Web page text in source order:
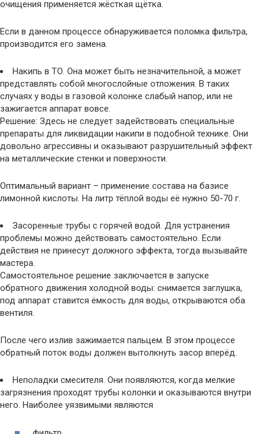
очищения применяется жёсткая щётка.
Если в данном процессе обнаруживается поломка фильтра,
производится его замена.
Накипь в ТО. Она может быть незначительной, а может
представлять собой многослойные отложения. В таких
случаях у воды в газовой колонке слабый напор, или не
зажигается аппарат вовсе.
Решение: Здесь не следует задействовать специальные
препараты для ликвидации накипи в подобной технике. Они
довольно агрессивны и оказывают разрушительный эффект
на металлические стенки и поверхности.
Оптимальный вариант – применение состава на базисе
лимонной кислоты. На литр тёплой воды её нужно 50-70 г.
Засоренные трубы с горячей водой. Для устранения
проблемы можно действовать самостоятельно. Если
действия не принесут должного эффекта, тогда вызывайте
мастера.
Самостоятельное решение заключается в запуске
обратного движения холодной воды: снимается заглушка,
под аппарат ставится ёмкость для воды, открываются оба
вентиля.
После чего излив зажимается пальцем. В этом процессе
обратный поток воды должен вытолкнуть засор вперёд.
Неполадки смесителя. Они появляются, когда мелкие
загрязнения проходят трубы колонки и оказываются внутри
него. Наиболее уязвимыми являются